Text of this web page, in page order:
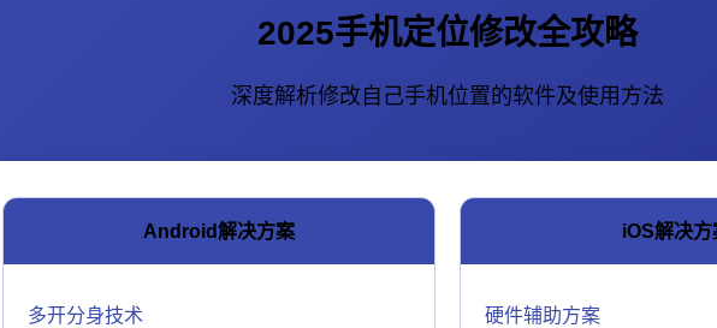
2025手机定位修改全攻略
深度解析修改自己手机位置的软件及使用方法
Android解决方案
多开分身技术
iOS解决方
硬件辅助方案